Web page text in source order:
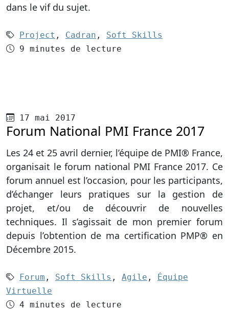
dans le vif du sujet.
Mots-clés (3):
Project , Cadran , Soft Skills
Temps de lecture
9 minutes de lecture
Publié le
17 mai 2017
Forum National PMI France 2017
Les 24 et 25 avril dernier, l’équipe de PMI® France,
organisait le forum national PMI France 2017. Ce
forum annuel est l’occasion, pour les participants,
d’échanger leurs pratiques sur la gestion de
projet, et/ou de découvrir de nouvelles
techniques. Il s’agissait de mon premier forum
depuis l’obtention de ma certification PMP® en
Décembre 2015.
Mots-clés (4):
Forum , Soft Skills , Agile , Équipe
Virtuelle
Temps de lecture
4 minutes de lecture